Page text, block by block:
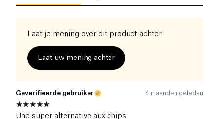
Laat je mening over dit product achter.
Laat uw mening achter
Geverifieerde gebruiker 4 maanden geleden
Une super alternative aux chips